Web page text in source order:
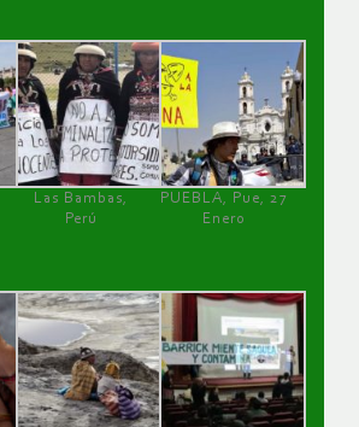
Las Bambas,
Perú
PUEBLA, Pue, 27
Enero